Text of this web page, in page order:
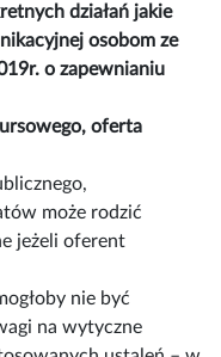
działań jakie
osobom ze
o zapewnianiu
oferta
może rodzić
jeżeli oferent
nie być
na wytyczne